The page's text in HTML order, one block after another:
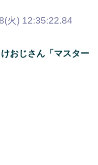
火) 12:35:22.84
おじさん「マスター